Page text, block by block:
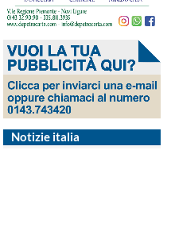
Notizie italia